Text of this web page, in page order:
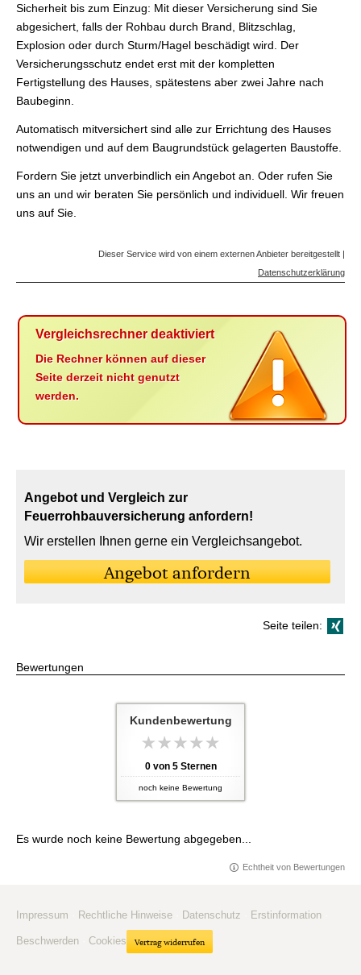
Sicherheit bis zum Einzug: Mit dieser Versicherung sind Sie
abgesichert, falls der Rohbau durch Brand, Blitzschlag,
Explosion oder durch Sturm/Hagel beschädigt wird. Der
Versicherungsschutz endet erst mit der kompletten
Fertigstellung des Hauses, spätestens aber zwei Jahre nach
Baubeginn.
Automatisch mitversichert sind alle zur Errichtung des Hauses
notwendigen und auf dem Baugrundstück gelagerten Baustoffe.
Fordern Sie jetzt unverbindlich ein Angebot an. Oder rufen Sie
uns an und wir beraten Sie persönlich und individuell. Wir freuen
uns auf Sie.
Dieser Service wird von einem externen Anbieter bereitgestellt |
Datenschutzerklärung
Vergleichsrechner deaktiviert
Die Rechner können auf dieser
Seite derzeit nicht genutzt
werden.
Angebot und Vergleich zur
Feuerrohbauversicherung anfordern!
Wir erstellen Ihnen gerne ein Vergleichsangebot.
An­ge­bot an­for­dern
Seite teilen:
Bewertungen
Kundenbewertung
0von 5Sternen
noch keine Bewertung
Es wurde noch keine Bewertung abgegeben...
Echtheit von Bewertungen
Impressum Rechtliche Hinweise Datenschutz Erstinformation
Beschwerden Cookies Vertrag widerrufen